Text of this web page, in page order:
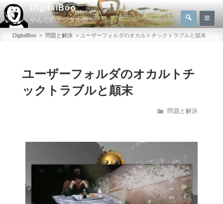
コ
ン
DigitalBoo
やんぐのデジタル部
検
索:
検
索
DigitalBoo > 問題と解決 > ユーザーフォルダのオカルトチックトラブルと顛末
ユーザーフォルダのオカルトチ
ックトラブルと顛末
カ
問題と解決